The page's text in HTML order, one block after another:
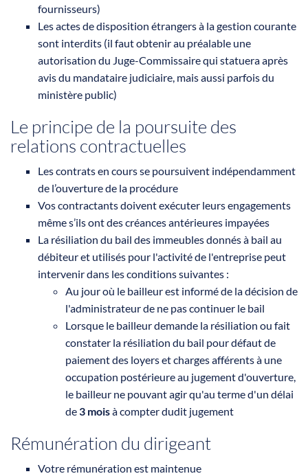
fournisseurs)
Les actes de disposition étrangers à la gestion courante
sont interdits (il faut obtenir au préalable une
autorisation du Juge-Commissaire qui statuera après
avis du mandataire judiciaire, mais aussi parfois du
ministère public)
Le principe de la poursuite des
relations contractuelles
Les contrats en cours se poursuivent indépendamment
de l’ouverture de la procédure
Vos contractants doivent exécuter leurs engagements
même s’ils ont des créances antérieures impayées
La résiliation du bail des immeubles donnés à bail au
débiteur et utilisés pour l'activité de l'entreprise peut
intervenir dans les conditions suivantes :
Au jour où le bailleur est informé de la décision de
l'administrateur de ne pas continuer le bail
Lorsque le bailleur demande la résiliation ou fait
constater la résiliation du bail pour défaut de
paiement des loyers et charges afférents à une
occupation postérieure au jugement d'ouverture,
le bailleur ne pouvant agir qu'au terme d'un délai
de 3 moisà compter dudit jugement
Rémunération du dirigeant
Votre rémunération est maintenue